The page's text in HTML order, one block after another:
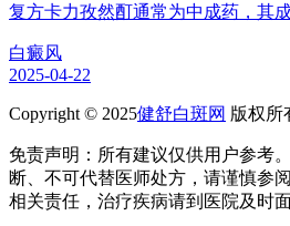
复方卡力孜然酊通常为中成药，其
白癜风
2025-04-22
Copyright © 2025健舒白斑网 版权所
免责声明：所有建议仅供用户参考
断、不可代替医师处方，请谨慎参
相关责任，治疗疾病请到医院及时面